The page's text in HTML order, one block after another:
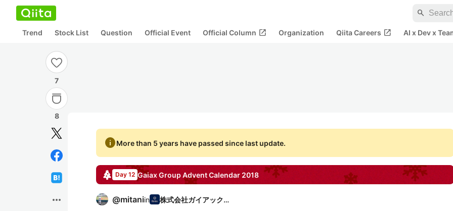
search
Trend Stock List Question Official Event Official Column open_in_new Organization Qiita Careers open_in_new AI x Dev x
7
8
more_horiz
infoMore than 5 years have passed since last update.
Day 12 Gaiax GroupAdvent Calendar 2018
@mitaniin 株式会社ガイアックス